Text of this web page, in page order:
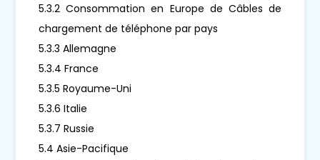
5.3.2 Consommation en Europe de Câbles de
chargement de téléphone par pays
5.3.3 Allemagne
5.3.4 France
5.3.5 Royaume-Uni
5.3.6 Italie
5.3.7 Russie
5.4 Asie-Pacifique